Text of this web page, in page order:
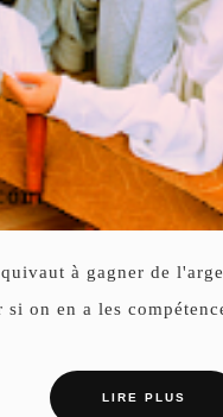
à gagner de
on en a les
LIRE PLUS